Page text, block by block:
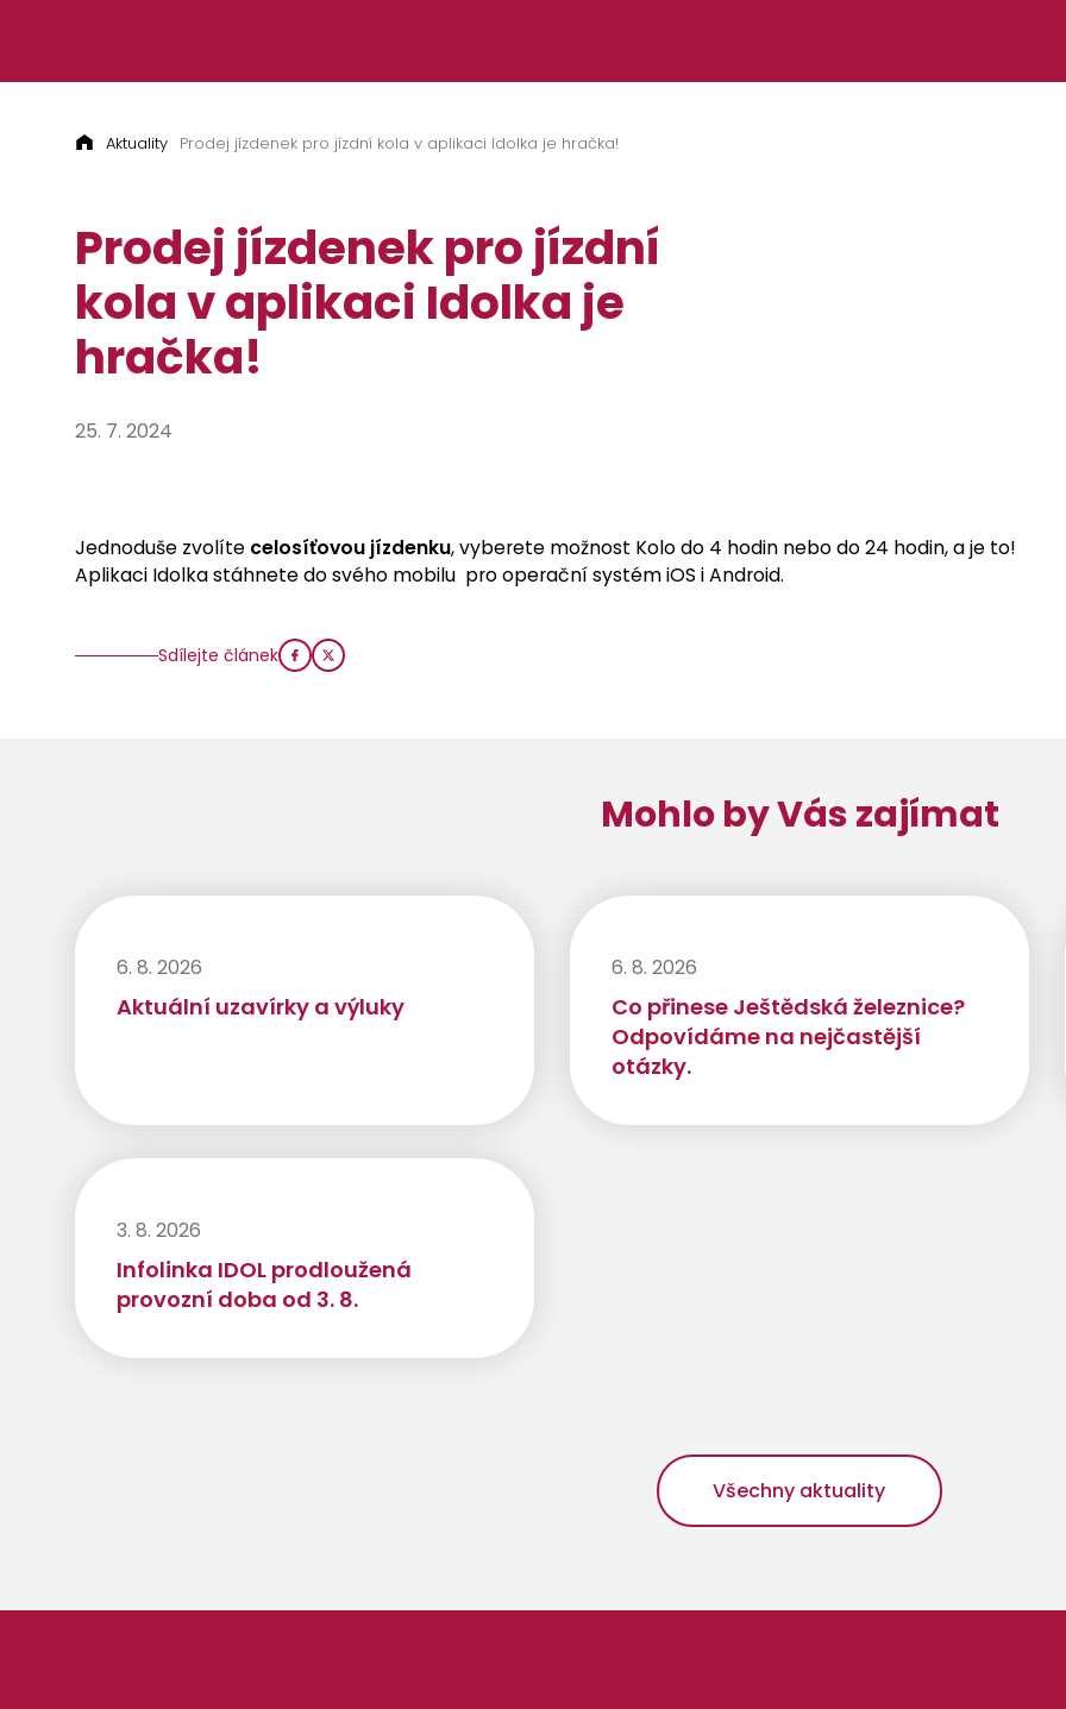
Aktuality Prodej jízdenek pro jízdní kola v aplikaci Idolka je hračka!
Prodej jízdenek pro jízdní
kola v aplikaci Idolka je
hračka!
25. 7. 2024
Jednoduše zvolíte celosíťovou jízdenku, vyberete možnost Kolo do 4 hodin nebo do 24 hodin, a je to!
Aplikaci Idolka stáhnete do svého mobilu pro operační systém iOS i Android.
Sdílejte článek
Mohlo by Vás zajímat
6. 8. 2026
Aktuální uzavírky a výluky
6. 8. 2026
Co přinese Ještědská železnice?
Odpovídáme na nejčastější
otázky.
3. 8. 2026
Infolinka IDOL prodloužená
provozní doba od 3. 8.
Všechny aktuality